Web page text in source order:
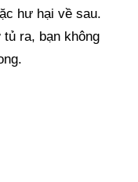
hư hại về sau.
ra, bạn không